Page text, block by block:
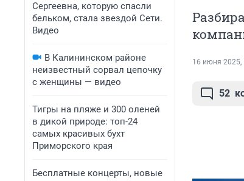
Сергеевна, которую спасли
бельком, стала звездой Сети.
Видео
В Калининском районе
неизвестный сорвал цепочку
с женщины — видео
Тигры на пляже и 300 оленей
в дикой природе: топ-24
самых красивых бухт
Приморского края
Бесплатные концерты, новые
16 июня 2025,
52